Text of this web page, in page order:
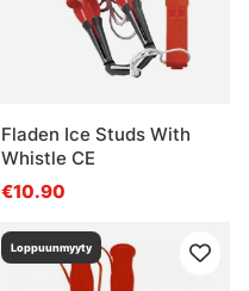
Fladen Ice Studs With
Whistle CE
€10.90
Loppuunmyyty